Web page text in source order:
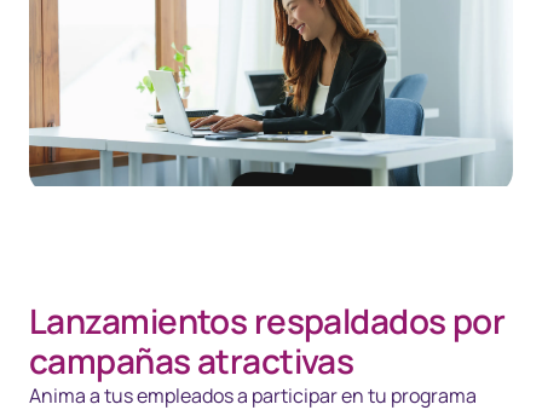
Lanzamientos respaldados por
campañas atractivas
Anima a tus empleados a participar en tu programa